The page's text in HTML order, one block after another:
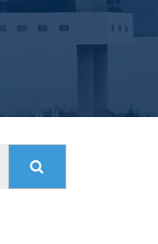
Buscar: